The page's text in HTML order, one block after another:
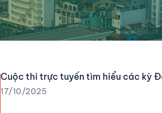
Cuộc thi trực tuyến tìm hiểu các kỳ
17/10/2025